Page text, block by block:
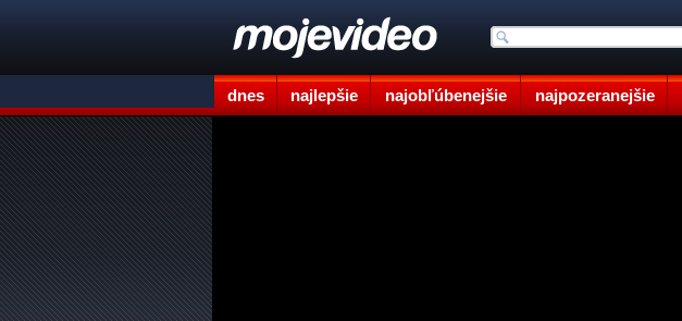
dnes najlepšie najobľúbenejšie najpozeranejšie